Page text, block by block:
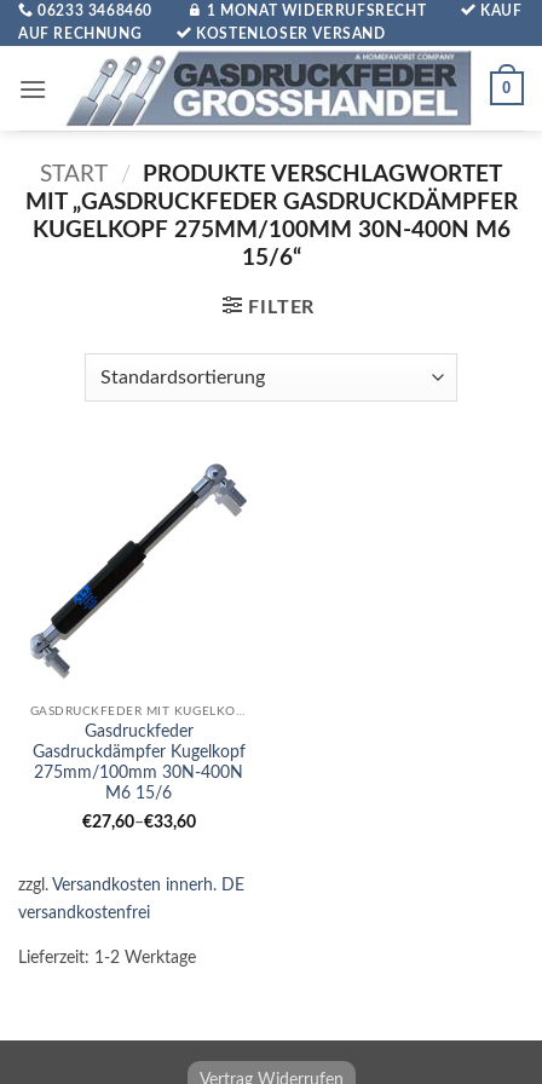
Zum
Inhalt
06233 3468460 1 MONAT WIDERRUFSRECHT
KAUF
AUF RECHNUNG
KOSTENLOSER VERSAND
0
START /
PRODUKTE VERSCHLAGWORTET
MIT „GASDRUCKFEDER GASDRUCKDÄMPFER
KUGELKOPF 275MM/100MM 30N-400N M6
15/6“
FILTER
GASDRUCKFEDER MIT KUGELKOPF
Gasdruckfeder
Gasdruckdämpfer Kugelkopf
275mm/100mm 30N-400N
M6 15/6
€27,60–€33,60
zzgl. Versandkosten innerh. DE
versandkostenfrei
Lieferzeit: 1-2 Werktage
Vertrag Widerrufen